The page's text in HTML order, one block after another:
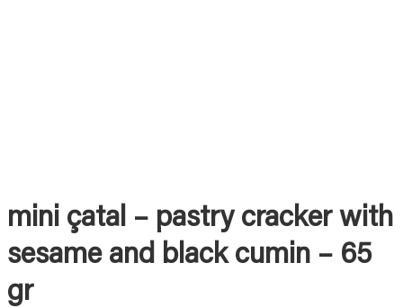
mini çatal – pastry cracker with
sesame and black cumin – 65
gr